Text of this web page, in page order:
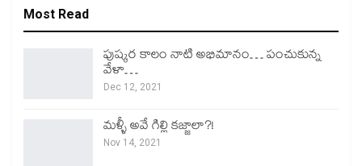
Most Read
పుష్కర కాలం నాటి అభిమానం… పంచుకున్న
వేళా…
Dec 12, 2021
మళ్ళీ అవే గిల్లి కజ్జాలా?!
Nov 14, 2021